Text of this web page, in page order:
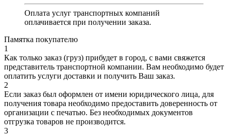
Оплата услуг транспортных компаний
оплачивается при получении заказа.
Памятка покупателю
1
Как только заказ (груз) прибудет в город, с вами свяжется
представитель транспортной компании. Вам необходимо будет
оплатить услуги доставки и получить Ваш заказ.
2
Если заказ был оформлен от имени юридического лица, для
получения товара необходимо предоставить доверенность от
организации с печатью. Без необходимых документов
отгрузка товаров не производится.
3